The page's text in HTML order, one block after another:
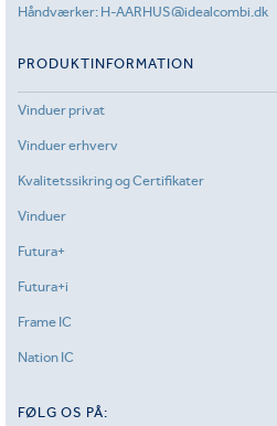
Håndværker: H-AARHUS@idealcombi.dk
PRODUKTINFORMATION
Vinduer privat
Vinduer erhverv
Kvalitetssikring og Certifikater
Vinduer
Futura+
Futura+i
Frame IC
Nation IC
FØLG OS PÅ: